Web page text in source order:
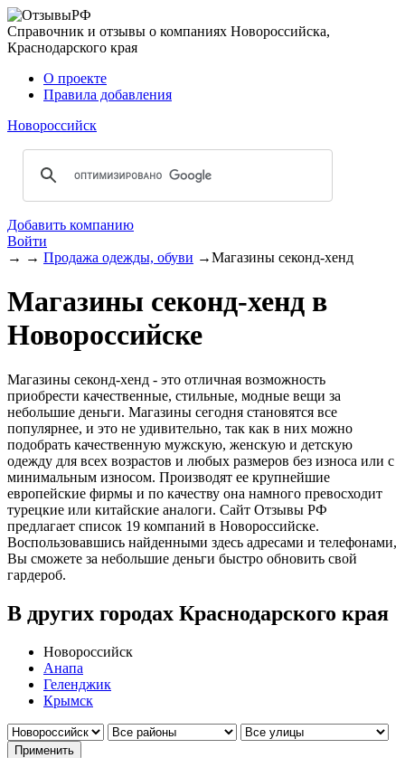
Справочник и отзывы о компаниях Новороссийска,
Краснодарского края
О проекте
Правила добавления
Новороссийск
Добавить компанию
Войти
→ → Продажа одежды, обуви →Магазины секонд-хенд
Магазины секонд-хенд в
Новороссийске
Магазины секонд-хенд - это отличная возможность
приобрести качественные, стильные, модные вещи за
небольшие деньги. Магазины сегодня становятся все
популярнее, и это не удивительно, так как в них можно
подобрать качественную мужскую, женскую и детскую
одежду для всех возрастов и любых размеров без износа или с
минимальным износом. Производят ее крупнейшие
европейские фирмы и по качеству она намного превосходит
турецкие или китайские аналоги. Сайт Отзывы РФ
предлагает список 19 компаний в Новороссийске.
Воспользовавшись найденными здесь адресами и телефонами,
Вы сможете за небольшие деньги быстро обновить свой
гардероб.
В других городах Краснодарского края
Новороссийск
Анапа
Геленджик
Крымск